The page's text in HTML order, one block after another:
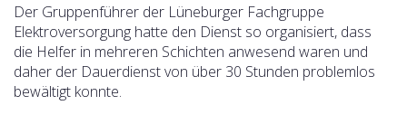
Der Gruppenführer der Lüneburger Fachgruppe
Elektroversorgung hatte den Dienst so organisiert, dass
die Helfer in mehreren Schichten anwesend waren und
daher der Dauerdienst von über 30 Stunden problemlos
bewältigt konnte.